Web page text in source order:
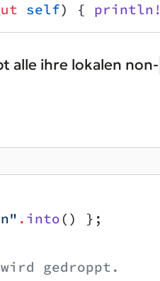
self) { println!
alle ihre lokalen non-
. into() };
gedroppt.